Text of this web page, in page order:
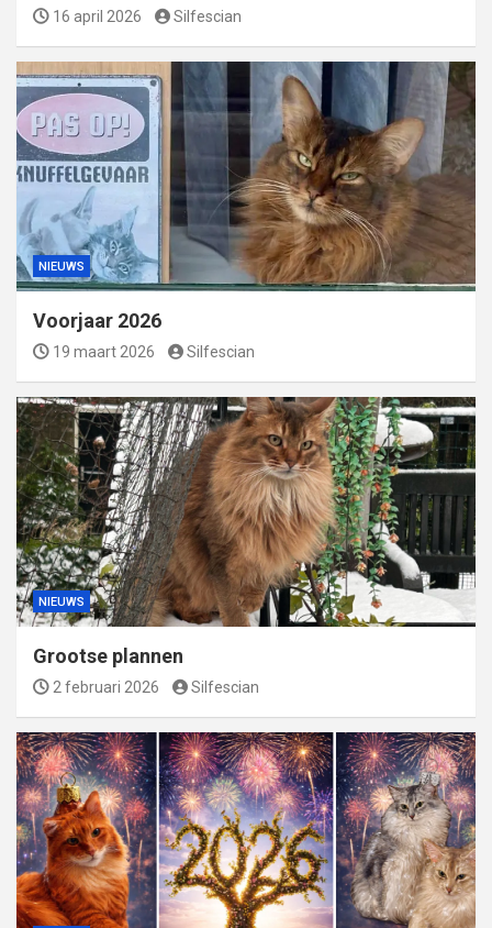
16 april 2026 Silfescian
NIEUWS
Voorjaar 2026
19 maart 2026 Silfescian
NIEUWS
Grootse plannen
2 februari 2026 Silfescian